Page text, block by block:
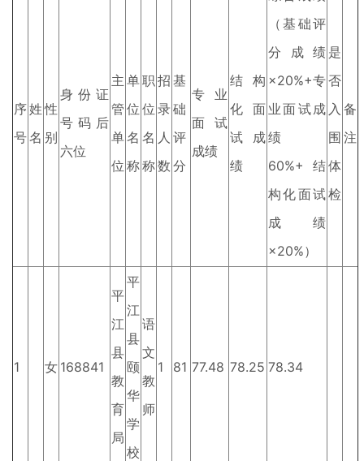
序
号
姓
名
性
别
身份证
号码后
六位
主
管
单
位
单
位
名
称
职
位
名
称
招
录
人
数
基
础
评
分
专业
面试
成绩
结构
化面
试成
绩
（基础评
分成绩
×20%+专
业面试成
绩
60%+结
构化面试
成绩
×20%）
是
否
入
围
体
检
备
注
1 女 168841
平
江
县
教
育
局
平
江
县
颐
华
学
校
语
文
教
师
1 81 77.48 78.25 78.34